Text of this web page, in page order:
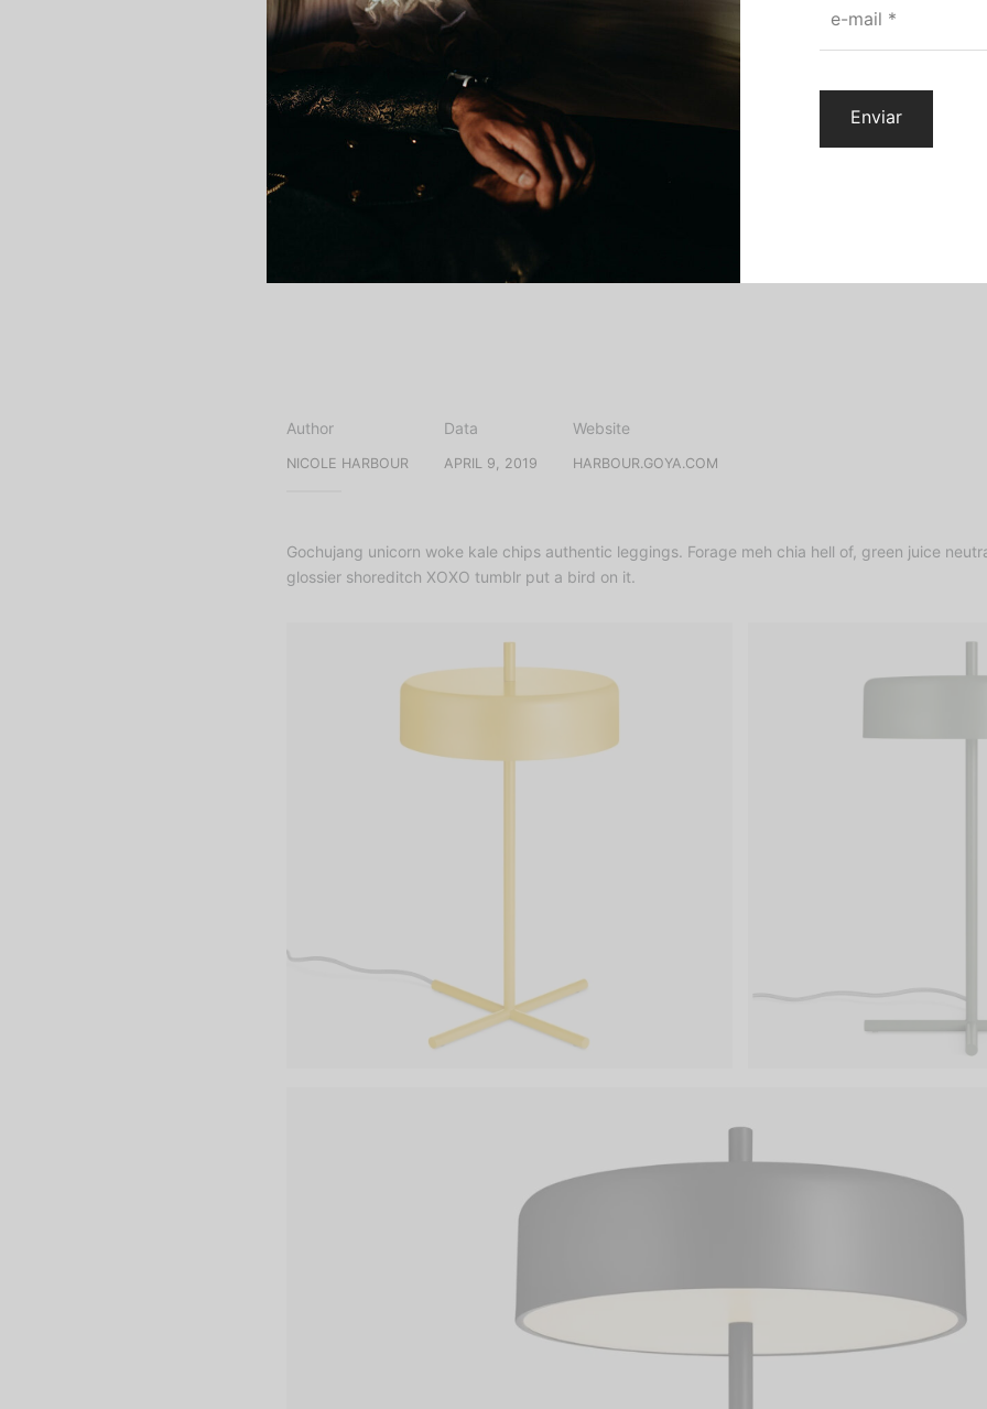
e-mail *
Author
NICOLE HARBOUR
Data
APRIL 9, 2019
Website
HARBOUR.GOYA.COM
Gochujang unicorn woke kale chips authentic leggings. Forage meh chia hell of, green juice
glossier shoreditch XOXO tumblr put a bird on it.